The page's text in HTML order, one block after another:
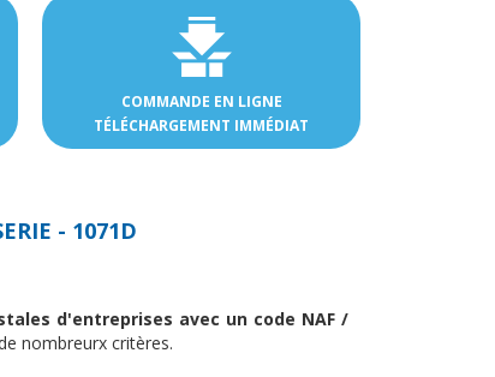
COMMANDE EN LIGNE
TÉLÉCHARGEMENT IMMÉDIAT
- 1071D
d'entreprises avec un code NAF /
nombreurx critères.